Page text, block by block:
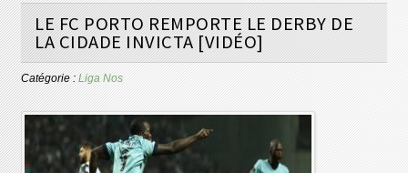
LE FC PORTO REMPORTE LE DERBY DE
LA CIDADE INVICTA [VIDÉO]
Catégorie :Liga Nos